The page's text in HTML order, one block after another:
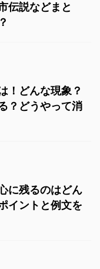
伝説などまと
！どんな現象？
？どうやって消
に残るのはどん
イントと例文を